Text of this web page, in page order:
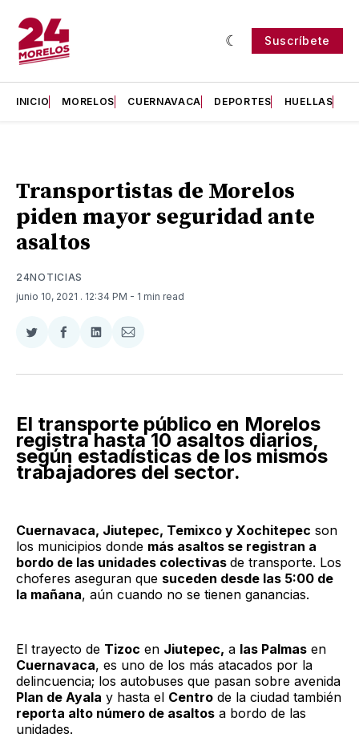
Suscríbete
INICIO MORELOS CUERNAVACA DEPORTES HUELLAS
Transportistas de Morelos
piden mayor seguridad ante
asaltos
24NOTICIAS
junio 10, 2021 . 12:34 PM - 1 min read
Compartir
Twitter
Compartir
Facebook
Compartir
LinkedIn
Compartir
Email
El transporte público en Morelos
registra hasta 10 asaltos diarios,
según estadísticas de los mismos
trabajadores del sector.
Cuernavaca, Jiutepec, Temixco y Xochitepec son
los municipios donde más asaltos se registran a
bordo de las unidades colectivas de transporte. Los
choferes aseguran que suceden desde las 5:00 de
la mañana, aún cuando no se tienen ganancias.
El trayecto de Tizoc en Jiutepec, a las Palmas en
Cuernavaca, es uno de los más atacados por la
delincuencia; los autobuses que pasan sobre avenida
Plan de Ayala y hasta el Centro de la ciudad también
reporta alto número de asaltos a bordo de las
unidades.